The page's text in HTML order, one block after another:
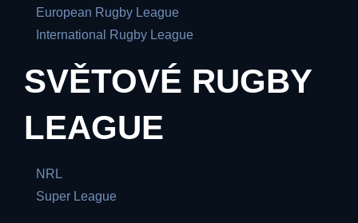
European Rugby League
International Rugby League
SVĚTOVÉ RUGBY
LEAGUE
NRL
Super League